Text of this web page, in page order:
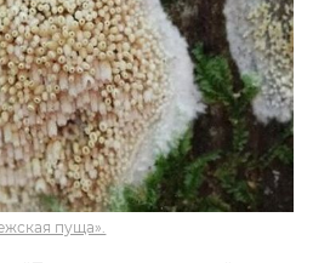
пуща».